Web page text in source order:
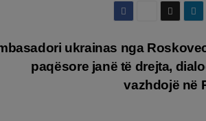
ukrainas nga
paqësore janë të drejta,
vazhdojë në